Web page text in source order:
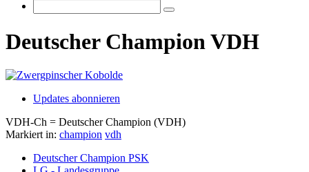
Deutscher Champion VDH
Updates abonnieren
VDH-Ch = Deutscher Champion (VDH)
Markiert in: champion vdh
Deutscher Champion PSK